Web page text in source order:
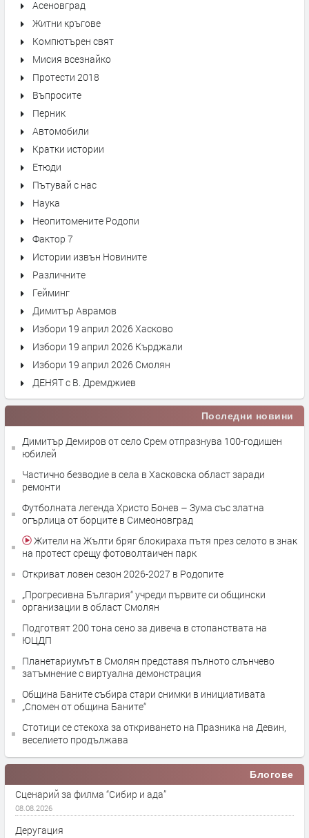
Асеновград
Житни кръгове
Компютърен свят
Мисия всезнайко
Протести 2018
Въпросите
Перник
Автомобили
Кратки истории
Етюди
Пътувай с нас
Наука
Неопитомените Родопи
Фактор 7
Истории извън Новините
Различните
Гейминг
Димитър Аврамов
Избори 19 април 2026 Хасково
Избори 19 април 2026 Кърджали
Избори 19 април 2026 Смолян
ДЕНЯТ с В. Дремджиев
Последни новини
Димитър Демиров от село Срем отпразнува 100-годишен
юбилей
Частично безводие в села в Хасковска област заради
ремонти
Футболната легенда Христо Бонев – Зума със златна
огърлица от борците в Симеоновград
на протест срещу фотоволтаичен парк
Откриват ловен сезон 2026-2027 в Родопите
„Прогресивна България“ учреди първите си общински
организации в област Смолян
Подготвят 200 тона сено за дивеча в стопанствата на
ЮЦДП
Планетариумът в Смолян представя пълното слънчево
затъмнение с виртуална демонстрация
Община Баните събира стари снимки в инициативата
„Спомен от община Баните“
Стотици се стекоха за откриването на Празника на Девин,
веселието продължава
Блогове
Сценарий за филма “Сибир и ада”
08.08.2026
Деругация